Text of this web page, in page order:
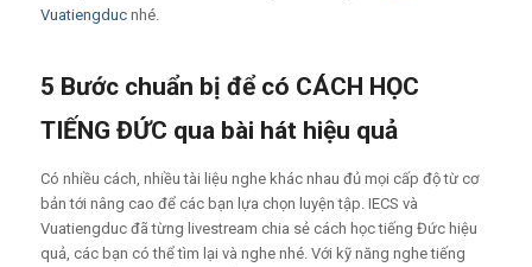
Vuatiengduc nhé.
5 Bước chuẩn bị để có CÁCH HỌC
TIẾNG ĐỨC qua bài hát hiệu quả
Có nhiều cách, nhiều tài liệu nghe khác nhau đủ mọi cấp độ từ cơ
bản tới nâng cao để các bạn lựa chọn luyện tập. IECS và
Vuatiengduc đã từng livestream chia sẻ cách học tiếng Đức hiệu
quả, các bạn có thể tìm lại và nghe nhé. Với kỹ năng nghe tiếng